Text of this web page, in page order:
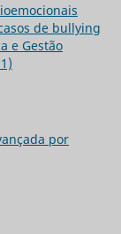
de bullying
e Gestão
por